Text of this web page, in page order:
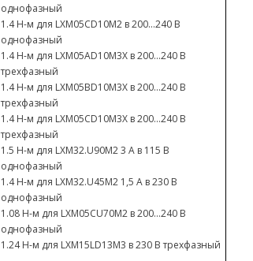
однофазный
1.4 Н-м для LXM05CD10M2 в 200...240 В
однофазный
1.4 Н-м для LXM05AD10M3X в 200...240 В
трехфазный
1.4 Н-м для LXM05BD10M3X в 200...240 В
трехфазный
1.4 Н-м для LXM05CD10M3X в 200...240 В
трехфазный
1.5 Н-м для LXM32.U90M2 3 A в 115 В
однофазный
1.4 Н-м для LXM32.U45M2 1,5 A в 230 В
однофазный
1.08 Н-м для LXM05CU70M2 в 200...240 В
однофазный
1.24 Н-м для LXM15LD13M3 в 230 В трехфазный